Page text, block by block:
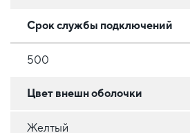
Срок службы подключений
500
Цвет внешн оболочки
Желтый